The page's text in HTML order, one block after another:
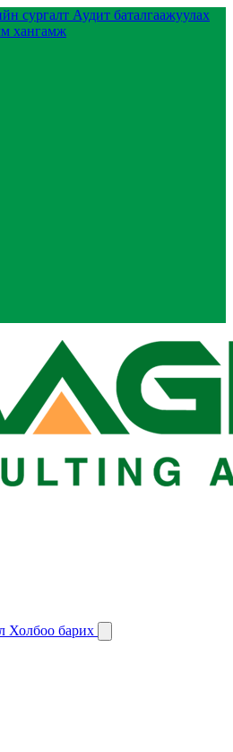
сургалт Аудит баталгаажуулах
хангамж
Холбоо барих